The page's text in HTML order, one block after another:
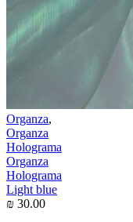
Organza,
Organza
Holograma
Organza
Holograma
Light blue
₪ 30.00